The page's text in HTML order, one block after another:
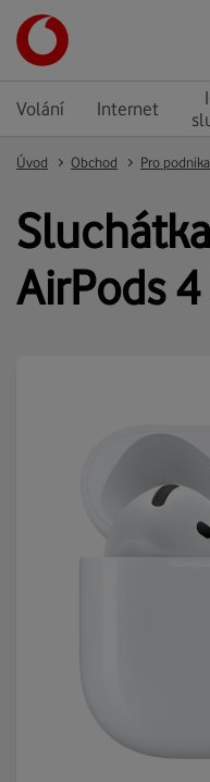
Volání Internet
Úvod Obchod Pro
AirPods